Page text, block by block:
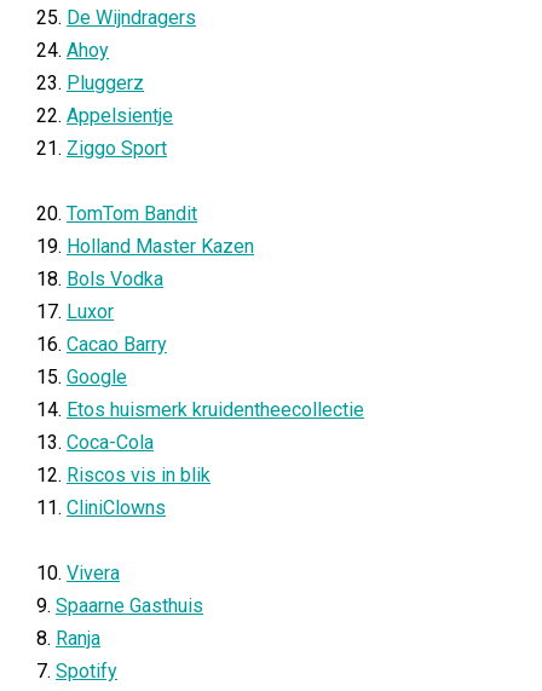
25. De Wijndragers
24. Ahoy
23. Pluggerz
22. Appelsientje
21. Ziggo Sport
20. TomTom Bandit
19. Holland Master Kazen
18. Bols Vodka
17. Luxor
16. Cacao Barry
15. Google
14. Etos huismerk kruidentheecollectie
13. Coca-Cola
12. Riscos vis in blik
11. CliniClowns
10. Vivera
9. Spaarne Gasthuis
8. Ranja
7. Spotify